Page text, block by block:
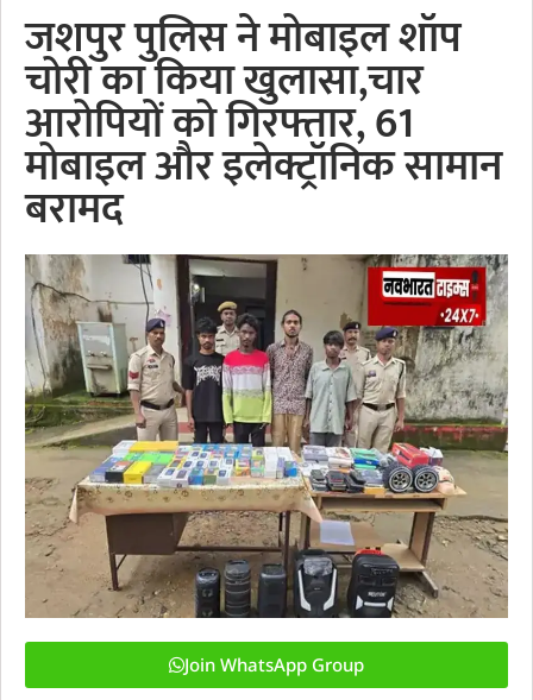
जशपुर पुलिस ने मोबाइल शॉप
चोरी का किया खुलासा,चार
आरोपियों को गिरफ्तार, 61
मोबाइल और इलेक्ट्रॉनिक सामान
बरामद
Join WhatsApp Group